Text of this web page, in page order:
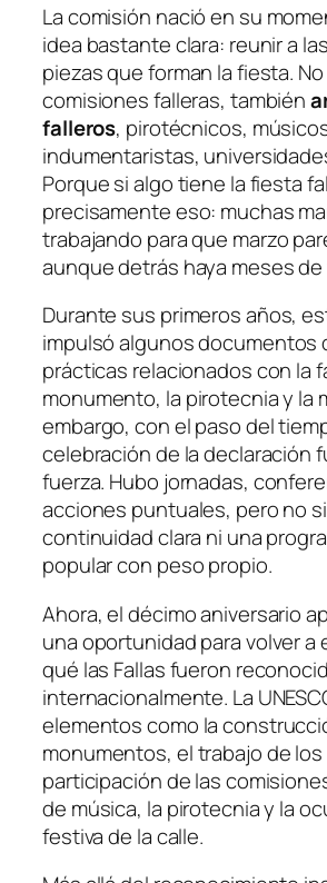
La comisión nació en su
idea bastante clara: reunir a
piezas que forman la fiesta.
comisiones falleras, también
falleros, pirotécnicos,
indumentaristas,
Porque si algo tiene la fiesta
precisamente eso: muchas
trabajando para que marzo
aunque detrás haya meses de
Durante sus primeros años,
impulsó algunos documentos
prácticas relacionados con la
monumento, la pirotecnia y la
embargo, con el paso del
celebración de la declaración
fuerza. Hubo jornadas,
acciones puntuales, pero no
continuidad clara ni una
popular con peso propio.
Ahora, el décimo aniversario
una oportunidad para volver a
qué las Fallas fueron
internacionalmente. La
elementos como la
monumentos, el trabajo de los
participación de las
de música, la pirotecnia y la
festiva de la calle.